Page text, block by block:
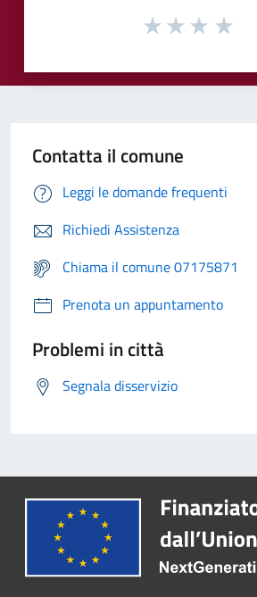
Contatta il comune
Leggi le domande frequenti
Richiedi Assistenza
Chiama il comune 07175871
Prenota un appuntamento
Problemi in città
Segnala disservizio